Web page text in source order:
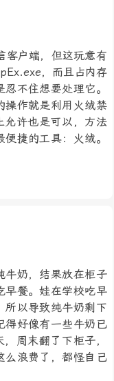
客户端，但这玩意有
，而且占内存
不住想要处理它。
操作就是利用火绒禁
允许也是可以，方法
捷的工具：火绒。
牛奶，结果放在柜子
早餐。娃在学校吃早
所以导致纯牛奶剩下
得好像有一些牛奶已
周末翻了下柜子，
么浪费了，都怪自己